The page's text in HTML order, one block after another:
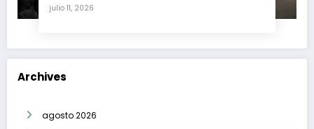
julio 11, 2026
Archives
agosto 2026